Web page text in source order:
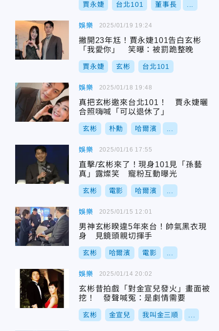
賈永婕 台北101 董事長
娛樂
撇開23年尪！賈永婕101告白玄彬
「我愛你」 笑曝：被罰跪整晚
賈永婕 玄彬 台北101
2025/01/19 19:24
娛樂
真把玄彬邀來台北101！ 賈永婕曬
合照嗨喊「可以退休了」
玄彬 朴勳 哈爾濱
2025/01/18 19:48
娛樂
直擊/玄彬來了！現身101見「孫藝
真」露燦笑 寵粉互動曝光
玄彬 電影 哈爾濱
2025/01/16 17:55
娛樂
男神玄彬睽違5年來台！帥氣黑衣現
身 見鏡頭親切揮手
玄彬 哈爾濱 電影
2025/01/15 12:01
娛樂
玄彬昔拍戲「對金宣兒發火」畫面被
挖！ 發聲喊冤：是劇情需要
玄彬 金宣兒 我叫金三順
2025/01/14 20:02